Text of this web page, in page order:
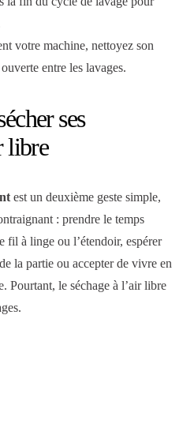
votre machine, nettoyez son
entre les lavages.
ses
libre
est un deuxième geste simple,
: prendre le temps
fil à linge ou l’étendoir, espérer
la partie ou accepter de vivre en
Pourtant, le séchage à l’air libre